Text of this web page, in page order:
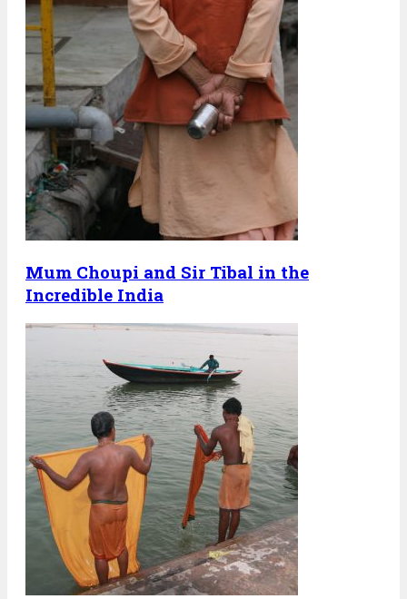
Mum Choupi and Sir Tibal in the
Incredible India